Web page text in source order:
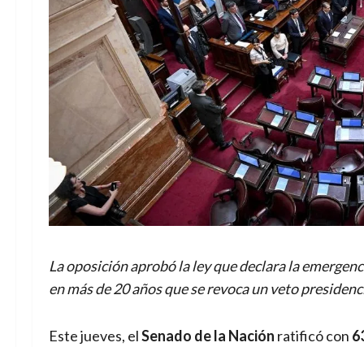
La oposición aprobó la ley que declara la
en más de 20 años que se revoca un veto
Este jueves, elSenado de la Nación ratificó con